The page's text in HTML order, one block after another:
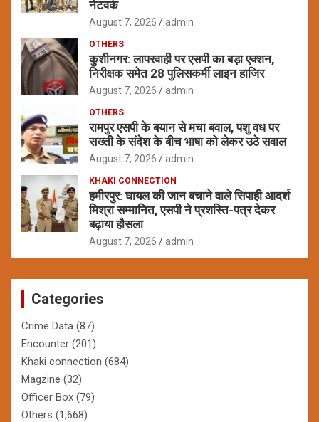
नेटवर्क
August 7, 2026 admin
OTHERS
कुशीनगर: लापरवाही पर एसपी का बड़ा एक्शन,
निरीक्षक समेत 28 पुलिसकर्मी लाइन हाजिर
August 7, 2026 admin
OTHERS
रामपुर एसपी के बयान से मचा बवाल, पशु वध पर
सख्ती के संदेश के बीच भाषा को लेकर उठे सवाल
August 7, 2026 admin
KHAKI CONNECTION
हमीरपुर: घायल की जान बचाने वाले सिपाही आदर्श
मिश्रा सम्मानित, एसपी ने प्रशस्ति-पत्र देकर
बढ़ाया हौसला
August 7, 2026 admin
Categories
Crime Data (87)
Encounter (201)
Khaki connection (684)
Magzine (32)
Officer Box (79)
Others (1,668)